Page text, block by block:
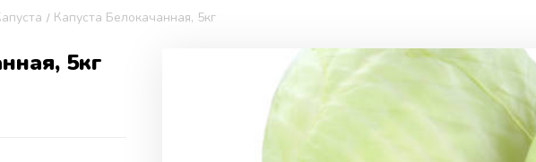
Капуста Белокачанная, 5кг
5кг